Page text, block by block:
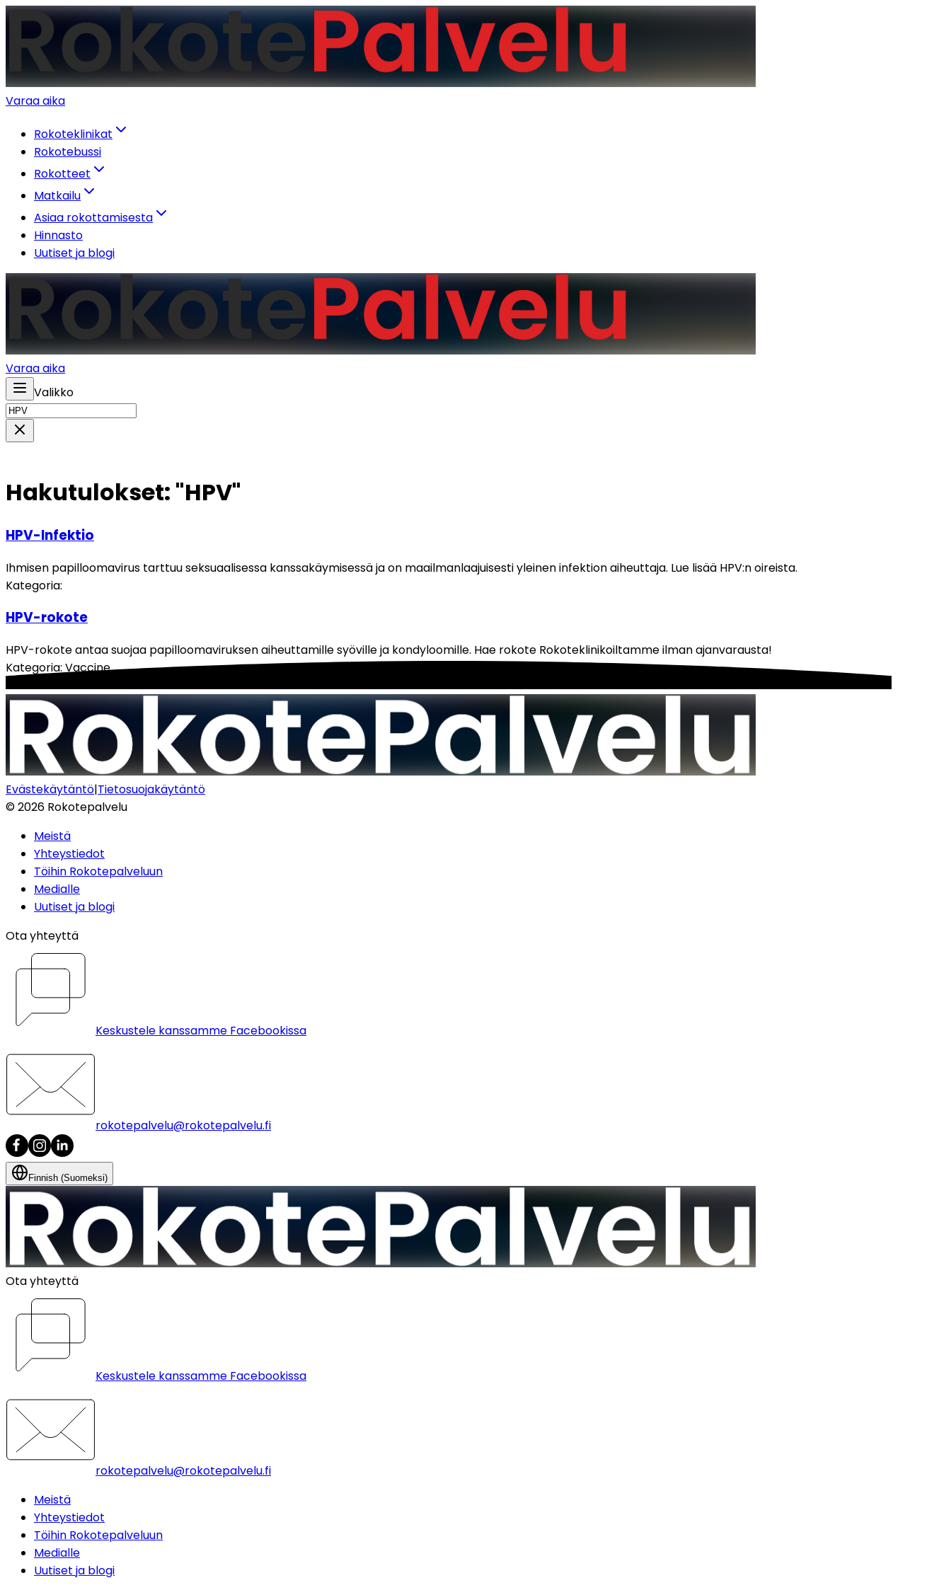
Varaa aika
Rokoteklinikat
Rokotebussi
Rokotteet
Matkailu
Asiaa rokottamisesta
Hinnasto
Uutiset ja blogi
Varaa aika
Valikko
Hakutulokset: "HPV"
HPV-Infektio
Ihmisen papilloomavirus tarttuu seksuaalisessa kanssakäymisessä ja on maailmanlaajuisesti yleinen infektion aiheuttaja. Lue lisää HPV:n oireista.
Kategoria:
HPV-rokote
HPV-rokote antaa suojaa papilloomaviruksen aiheuttamille syöville ja kondyloomille. Hae rokote Rokoteklinikoiltamme ilman ajanvarausta!
Kategoria: Vaccine
Evästekäytäntö|Tietosuojakäytäntö
©2026 Rokotepalvelu
Meistä
Yhteystiedot
Töihin Rokotepalveluun
Medialle
Uutiset ja blogi
Ota yhteyttä
Keskustele kanssamme Facebookissa
rokotepalvelu@rokotepalvelu.fi
Finnish (Suomeksi)
Ota yhteyttä
Keskustele kanssamme Facebookissa
rokotepalvelu@rokotepalvelu.fi
Meistä
Yhteystiedot
Töihin Rokotepalveluun
Medialle
Uutiset ja blogi